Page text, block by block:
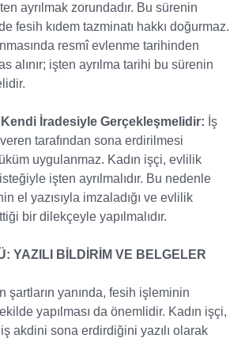
ayrılmak zorundadır. Bu sürenin
fesih kıdem tazminatı hakkı doğurmaz.
resmî evlenme tarihinden
alınır; işten ayrılma tarihi bu sürenin
İradesiyle Gerçekleşmelidir: İş
tarafından sona erdirilmesi
uygulanmaz. Kadın işçi, evlilik
işten ayrılmalıdır. Bu nedenle
el yazısıyla imzaladığı ve evlilik
bir dilekçeyle yapılmalıdır.
YAZILI BİLDİRİM VE BELGELER
şartların yanında, fesih işleminin
yapılması da önemlidir. Kadın işçi,
akdini sona erdirdiğini yazılı olarak